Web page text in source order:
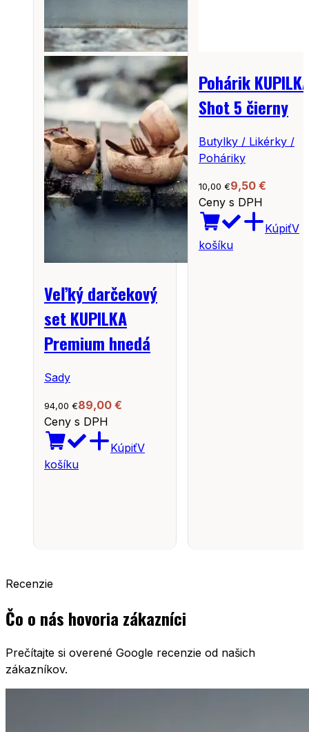
Veľký darčekový
set KUPILKA
Premium hnedá
Sady
94,00 €89,00 €
Ceny s DPH
KúpiťV
košíku
Pohárik
Shot 5 čierny
Butylky / Likérky /
Poháriky
10,00 €9,50 €
Ceny s DPH
KúpiťV
košíku
Recenzie
Čo o nás hovoria zákazníci
Prečítajte si overené Google recenzie od našich
zákazníkov.